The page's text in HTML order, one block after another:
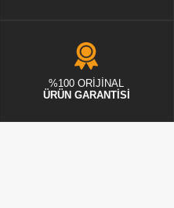
%100 ORİJİNAL
ÜRÜN GARANTİSİ